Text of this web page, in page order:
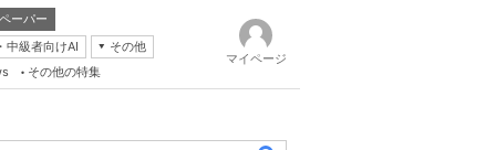
ーパー
中級者向けAI
その他
その他の特集
マイページ